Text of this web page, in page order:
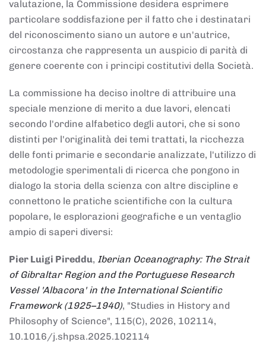
valutazione, la Commissione desidera esprimere
particolare soddisfazione per il fatto che i destinatari
del riconoscimento siano un autore e un'autrice,
circostanza che rappresenta un auspicio di parità di
genere coerente con i principi costitutivi della Società.
La commissione ha deciso inoltre di attribuire una
speciale menzione di merito a due lavori, elencati
secondo l'ordine alfabetico degli autori, che si sono
distinti per l'originalità dei temi trattati, la ricchezza
delle fonti primarie e secondarie analizzate, l'utilizzo di
metodologie sperimentali di ricerca che pongono in
dialogo la storia della scienza con altre discipline e
connettono le pratiche scientifiche con la cultura
popolare, le esplorazioni geografiche e un ventaglio
ampio di saperi diversi:
Pier Luigi Pireddu, Iberian Oceanography: The Strait
of Gibraltar Region and the Portuguese Research
Vessel 'Albacora' in the International Scientific
Framework (1925–1940), "Studies in History and
Philosophy of Science", 115(C), 2026, 102114,
10.1016/j.shpsa.2025.102114